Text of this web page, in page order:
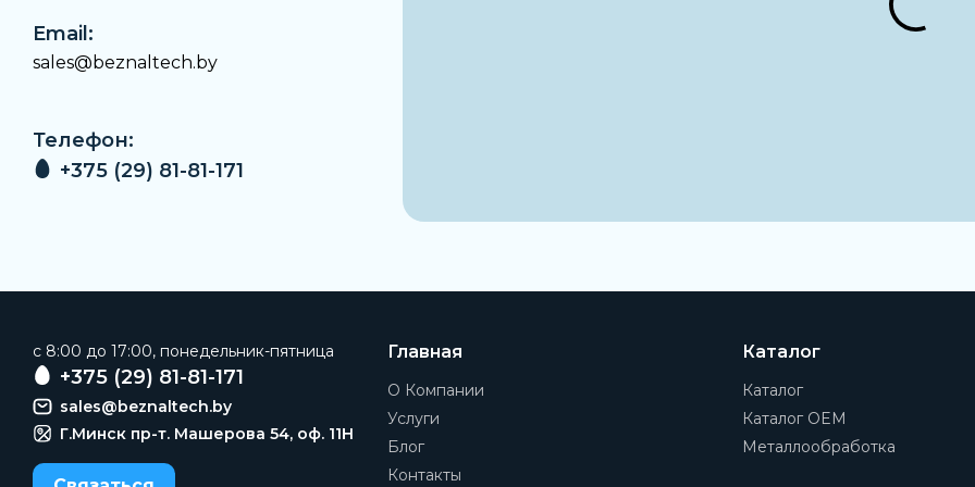
Материал корпуса
Наименование
Материал фильтра
Email:
sales@beznaltech.by
Телефон:
+375 (29) 81-81-171
c 8:00 до 17:00, понедельник-пятница
+375 (29) 81-81-171
sales@beznaltech.by
Г.Минск пр-т. Машерова 54, оф. 11H
Главная
О Компании
Услуги
Блог
Контакты
Каталог
Каталог
Каталог OEM
Металлообработка